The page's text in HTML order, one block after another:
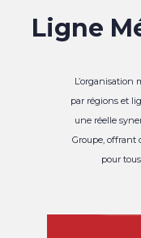
Ligne
L’organisation
par régions et
une réelle
Groupe, offrant
pour